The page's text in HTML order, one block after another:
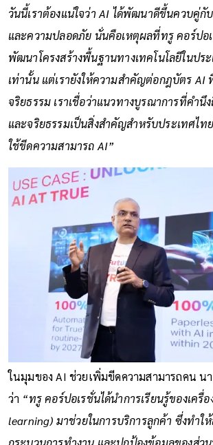
วันนี้เราต้องแน่ใจว่า AI ได้พัฒนาดีขึ้นควบคู่กั
และความปลอดภัย นั่นคือเหตุผลที่ทรู คอร์ปอ
พัฒนาโครงสร้างพื้นฐานทางเทคโนโลยีในปร
เท่านั้น แต่เรายังให้ความสำคัญต่อกฎบัตร AI
จริยธรรม เราเชื่อว่าแนวทางบูรณาการที่คำนึ
และจริยธรรมเป็นสิ่งสำคัญสำหรับประเทศไท
ใช้ขีดความสามารถ AI”
ในมุมของ AI ช่วยเพิ่มขีดความสามารถคน น
ว่า “ทรู คอร์ปอเรชั่นได้นำการเรียนรู้ของเครื่
learning) มาช่วยในการบริการลูกค้า ซึ่งทำใ